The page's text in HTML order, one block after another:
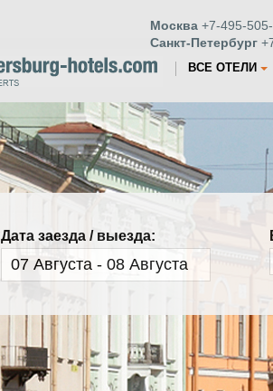
Москва +7-495-
Санкт-Петербург
ВСЕ ОТЕЛИ
Дата заезда / выезда: